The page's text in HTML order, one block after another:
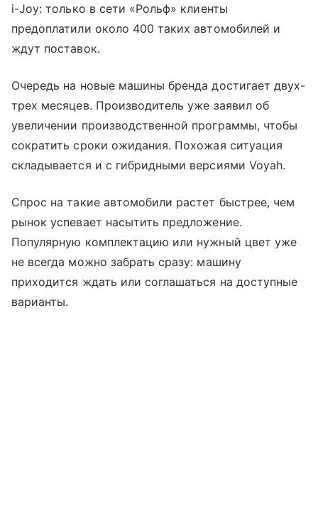
i-Joy: только в сети «Рольф» клиенты
предоплатили около 400 таких автомобилей и
ждут поставок.
Очередь на новые машины бренда достигает двух-
трех месяцев. Производитель уже заявил об
увеличении производственной программы, чтобы
сократить сроки ожидания. Похожая ситуация
складывается и с гибридными версиями Voyah.
Спрос на такие автомобили растет быстрее, чем
рынок успевает насытить предложение.
Популярную комплектацию или нужный цвет уже
не всегда можно забрать сразу: машину
приходится ждать или соглашаться на доступные
варианты.